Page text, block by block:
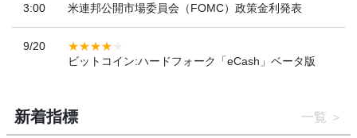
3:00
米連邦公開市場委員会（FOMC）政策金利発表
9/20
ビットコイン:ハードフォーク「eCash」ベータ版
新着指標 一覧